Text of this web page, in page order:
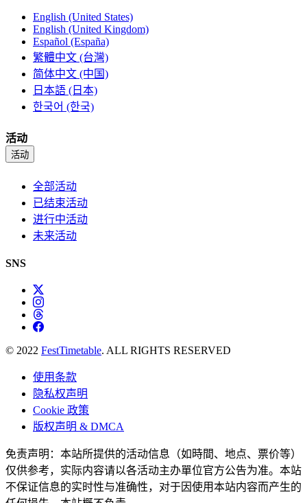
English (United States)
English (United Kingdom)
Español (España)
繁體中文 (台灣)
简体中文 (中国)
日本語 (日本)
한국어 (한국)
活动
活动
全部活动
已结束活动
进行中活动
未来活动
SNS
© 2022 FestTimetable. ALL RIGHTS RESERVED
使用条款
隐私权声明
Cookie 政策
版权声明 & DMCA
免责声明：本站所提供的活动信息（如時間、地点、票价等）
仅供参考，实际内容请以各活动主办單位官方公告为准。本站
不保证信息的实时性与准确性，对于因使用本站内容而产生的